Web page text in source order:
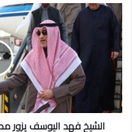
الشيخ
فهد
اليوسف
يزور
مصر
لتعزيز
التعاون
في
المجالات
الأمنيةالشيخ فهد اليوسف يزور